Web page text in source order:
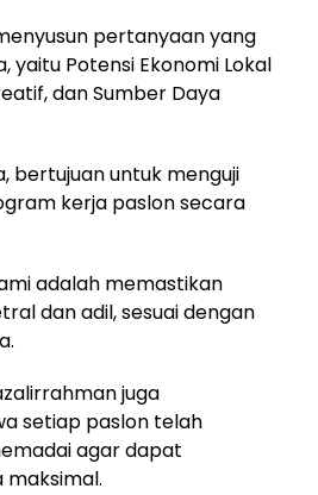
pertanyaan yang
yaitu Potensi Ekonomi Lokal
dan Sumber Daya
bertujuan untuk menguji
kerja paslon secara
adalah memastikan
dan adil, sesuai dengan
juga
setiap paslon telah
agar dapat